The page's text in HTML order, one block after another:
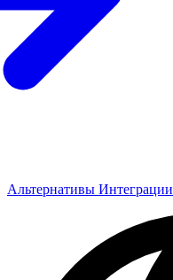
Альтернативы Интеграции